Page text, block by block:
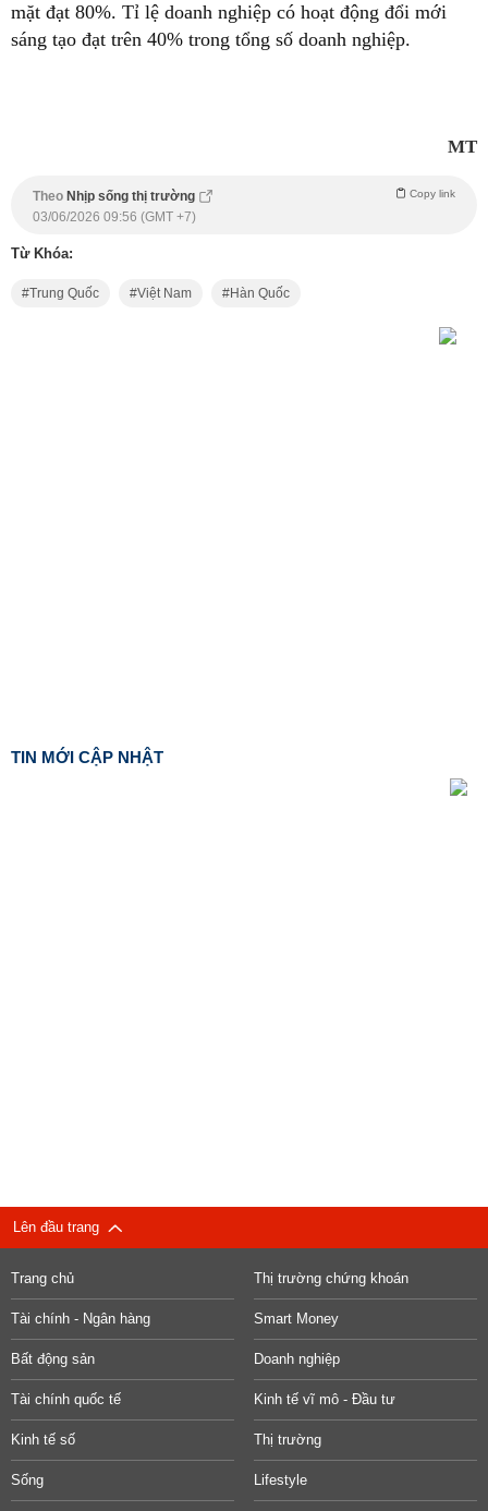
mặt đạt 80%. Tỉ lệ doanh nghiệp có hoạt động đổi mới
sáng tạo đạt trên 40% trong tổng số doanh nghiệp.
MT
Theo Nhịp sống thị trường Copy link
03/06/2026 09:56 (GMT +7)
Từ Khóa:
Trung Quốc Việt Nam Hàn Quốc
TIN MỚI CẬP NHẬT
Lên đầu trang
Trang chủ Thị trường chứng khoán
Tài chính - Ngân hàng Smart Money
Bất động sản Doanh nghiệp
Tài chính quốc tế Kinh tế vĩ mô - Đầu tư
Kinh tế số Thị trường
Sống Lifestyle